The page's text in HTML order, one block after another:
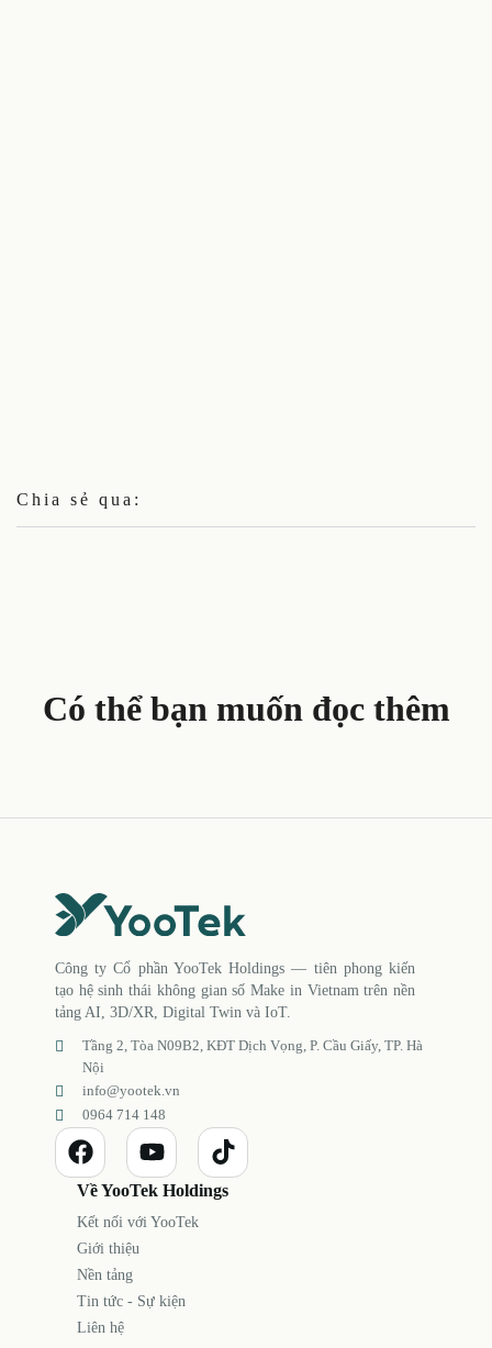
Chia sẻ qua:
Có thể bạn muốn đọc thêm
Công ty Cổ phần YooTek Holdings — tiên phong kiến
tạo hệ sinh thái không gian số Make in Vietnam trên nền
tảng AI, 3D/XR, Digital Twin và IoT.
Tầng 2, Tòa N09B2, KĐT Dịch Vọng, P. Cầu Giấy, TP. Hà
Nội
info@yootek.vn
0964 714 148
Về YooTek Holdings
Kết nối với YooTek
Giới thiệu
Nền tảng
Tin tức - Sự kiện
Liên hệ